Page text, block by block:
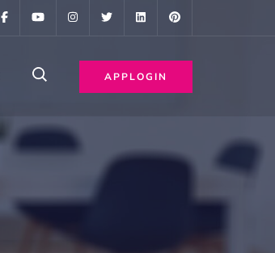
APPLOGIN